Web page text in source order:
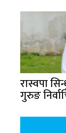
रास्वपा
गुरुङ